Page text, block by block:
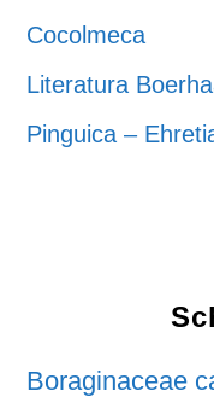
Cocolmeca
Literatura
Pinguica –
Boraginaceae